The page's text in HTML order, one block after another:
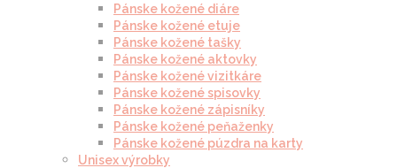
Pánske kožené diáre
Pánske kožené etuje
Pánske kožené tašky
Pánske kožené aktovky
Pánske kožené vizitkáre
Pánske kožené spisovky
Pánske kožené zápisníky
Pánske kožené peňaženky
Pánske kožené púzdra na karty
Unisex výrobky